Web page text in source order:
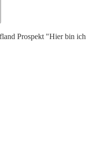
Prospekt "Hier bin ich